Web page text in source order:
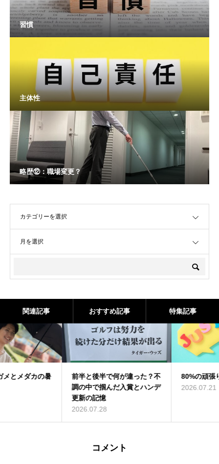
習慣
主体性
略歴⑫：職場変更？
関連記事 おすすめ記事 特集記事
前半と後半で何が違った？不
調の中で掴んだ入賞とハンデ
80%の頑張り
2026.07.21
コメント